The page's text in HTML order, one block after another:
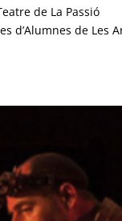
de La Passió
d’Alumnes de Les